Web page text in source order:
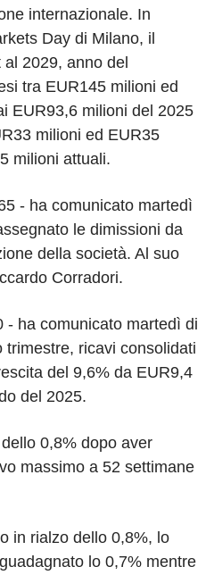
internazionale. In
Day di Milano, il
2029, anno del
tra EUR145 milioni ed
EUR93,6 milioni del 2025
milioni ed EUR35
milioni attuali.
- ha comunicato martedì
le dimissioni da
della società. Al suo
Corradori.
- ha comunicato martedì di
ricavi consolidati
del 9,6% da EUR9,4
del 2025.
0,8% dopo aver
massimo a 52 settimane
in rialzo dello 0,8%, lo
lo 0,7% mentre